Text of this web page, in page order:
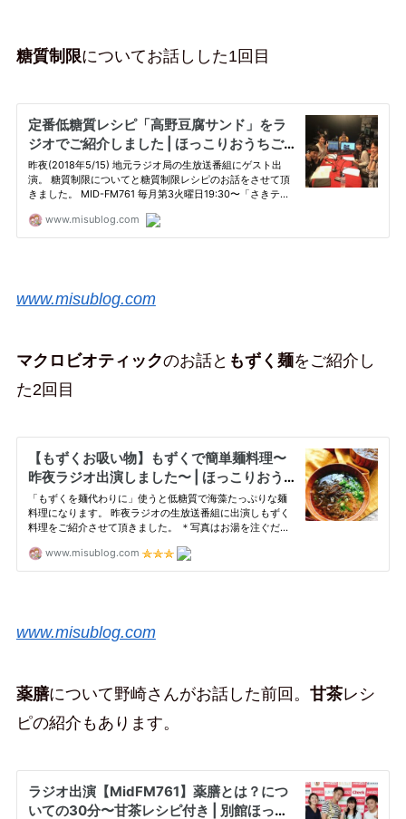
糖質制限についてお話しした1回目
www.misublog.com
マクロビオティックのお話と もずく麺をご紹介し
た2回目
www.misublog.com
薬膳について野崎さんがお話した前回。 甘茶レシ
ピの紹介もあります。